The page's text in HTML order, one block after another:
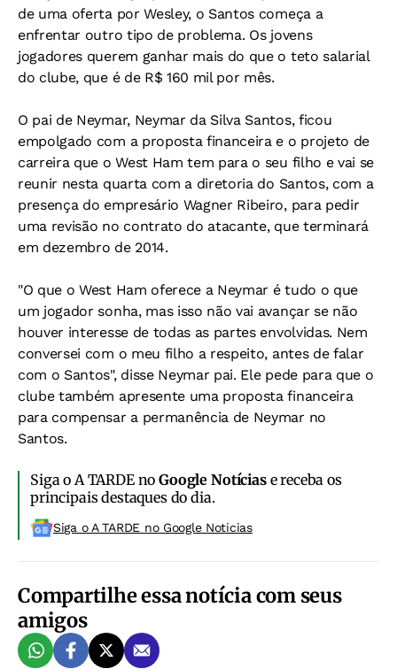
de uma oferta por Wesley, o Santos começa a
enfrentar outro tipo de problema. Os jovens
jogadores querem ganhar mais do que o teto salarial
do clube, que é de R$ 160 mil por mês.
O pai de Neymar, Neymar da Silva Santos, ficou
empolgado com a proposta financeira e o projeto de
carreira que o West Ham tem para o seu filho e vai se
reunir nesta quarta com a diretoria do Santos, com a
presença do empresário Wagner Ribeiro, para pedir
uma revisão no contrato do atacante, que terminará
em dezembro de 2014.
"O que o West Ham oferece a Neymar é tudo o que
um jogador sonha, mas isso não vai avançar se não
houver interesse de todas as partes envolvidas. Nem
conversei com o meu filho a respeito, antes de falar
com o Santos", disse Neymar pai. Ele pede para que o
clube também apresente uma proposta financeira
para compensar a permanência de Neymar no
Santos.
Siga o A TARDE noGoogle Notíciase receba os
principais destaques do dia.
Siga o A TARDE no Google Noticias
Compartilhe essa notícia com seus
amigos